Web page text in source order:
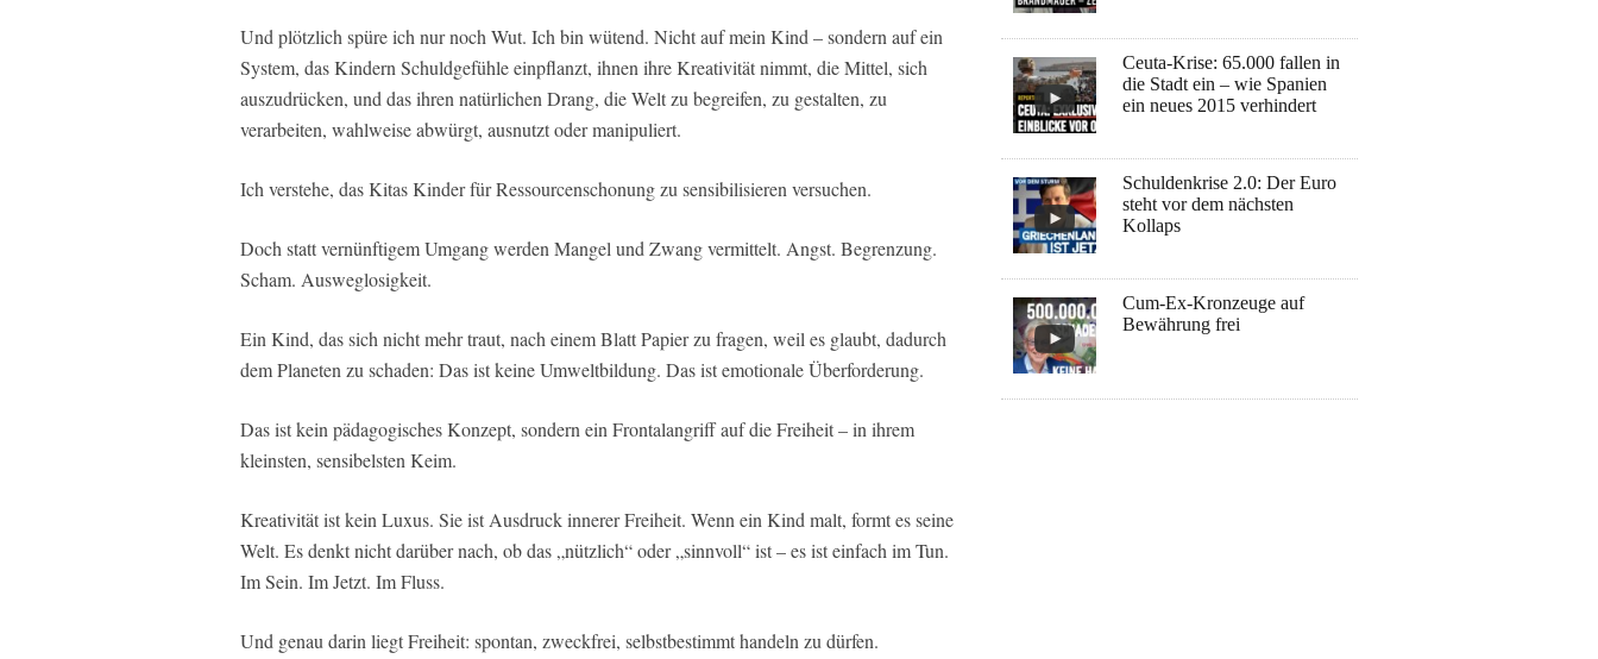
Und plötzlich spüre ich nur noch Wut. Ich bin wütend. Nicht auf mein Kind – sondern auf ein
System, das Kindern Schuldgefühle einpflanzt, ihnen ihre Kreativität nimmt, die Mittel, sich
auszudrücken, und das ihren natürlichen Drang, die Welt zu begreifen, zu gestalten, zu
verarbeiten, wahlweise abwürgt, ausnutzt oder manipuliert.
Ich verstehe, das Kitas Kinder für Ressourcenschonung zu sensibilisieren versuchen.
Doch statt vernünftigem Umgang werden Mangel und Zwang vermittelt. Angst. Begrenzung.
Scham. Ausweglosigkeit.
Ein Kind, das sich nicht mehr traut, nach einem Blatt Papier zu fragen, weil es glaubt, dadurch
dem Planeten zu schaden: Das ist keine Umweltbildung. Das ist emotionale Überforderung.
Das ist kein pädagogisches Konzept, sondern ein Frontalangriff auf die Freiheit – in ihrem
kleinsten, sensibelsten Keim.
Kreativität ist kein Luxus. Sie ist Ausdruck innerer Freiheit. Wenn ein Kind malt, formt es seine
Welt. Es denkt nicht darüber nach, ob das „nützlich“ oder „sinnvoll“ ist – es ist einfach im Tun.
Im Sein. Im Jetzt. Im Fluss.
Und genau darin liegt Freiheit: spontan, zweckfrei, selbstbestimmt handeln zu dürfen.
Ceuta-Krise: 65.000 fallen in
die Stadt ein – wie Spanien
ein neues 2015 verhindert
Schuldenkrise 2.0: Der Euro
steht vor dem nächsten
Kollaps
Cum-Ex-Kronzeuge auf
Bewährung frei